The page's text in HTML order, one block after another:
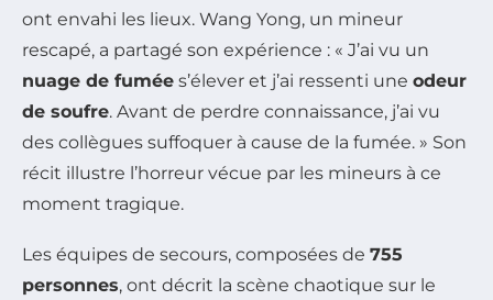
ont envahi les lieux. Wang Yong, un mineur
rescapé, a partagé son expérience : « J’ai vu un
nuage de fumée s’élever et j’ai ressenti une odeur
de soufre. Avant de perdre connaissance, j’ai vu
des collègues suffoquer à cause de la fumée. » Son
récit illustre l’horreur vécue par les mineurs à ce
moment tragique.
Les équipes de secours, composées de 755
personnes, ont décrit la scène chaotique sur le